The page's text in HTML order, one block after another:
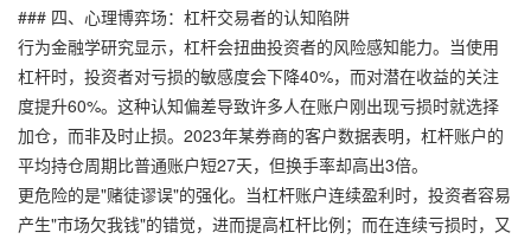
### 四、心理博弈场：杠杆交易者的认知陷阱
行为金融学研究显示，杠杆会扭曲投资者的风险感知能力。当使用
杠杆时，投资者对亏损的敏感度会下降40%，而对潜在收益的关注
度提升60%。这种认知偏差导致许多人在账户刚出现亏损时就选择
加仓，而非及时止损。2023年某券商的客户数据表明，杠杆账户的
平均持仓周期比普通账户短27天，但换手率却高出3倍。
更危险的是"赌徒谬误"的强化。当杠杆账户连续盈利时，投资者容易
产生"市场欠我钱"的错觉，进而提高杠杆比例；而在连续亏损时，又